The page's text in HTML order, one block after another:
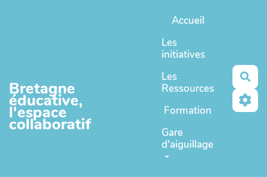
Bretagne
éducative,
l'espace
collaboratif
Accueil
Les
initiatives
Les
Ressources
Formation
Gare
d'aiguillage